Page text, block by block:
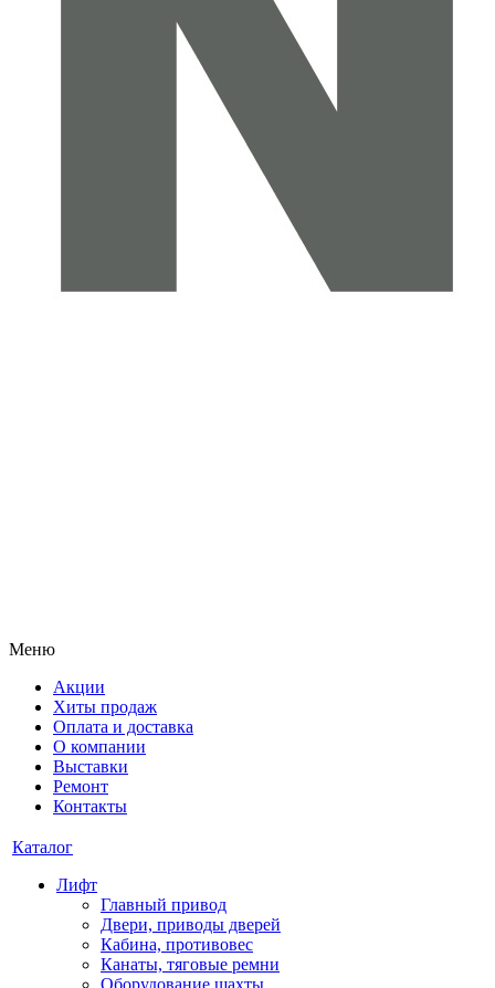
Меню
Акции
Хиты продаж
Оплата и доставка
О компании
Выставки
Ремонт
Контакты
Каталог
Лифт
Главный привод
Двери, приводы дверей
Кабина, противовес
Канаты, тяговые ремни
Оборудование шахты